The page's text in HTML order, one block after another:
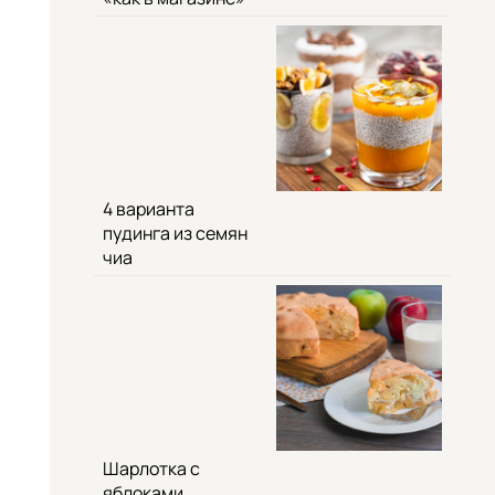
4 варианта
пудинга из семян
чиа
Шарлотка с